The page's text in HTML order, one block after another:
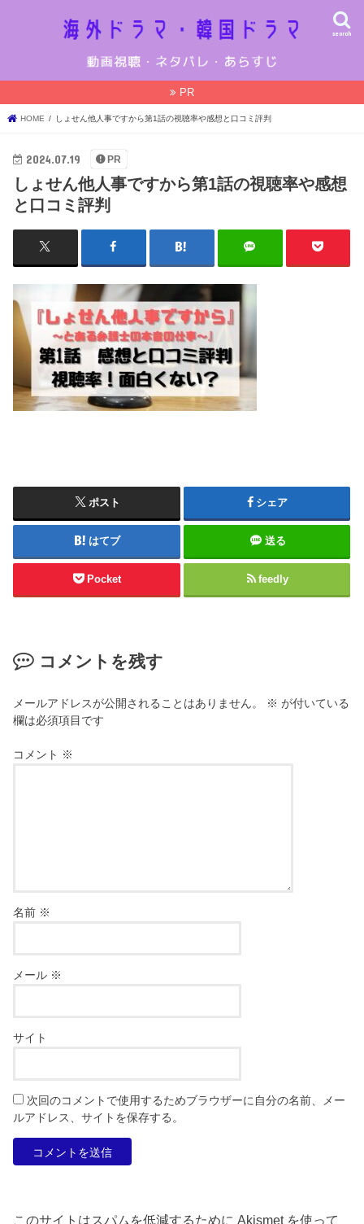
search
PR
HOME しょせん他人事ですから第1話の視聴率や感想と口コミ評判
2024.07.19 PR
しょせん他人事ですから第1話の視聴率や感想
と口コミ評判
ポスト シェア
はてブ 送る
Pocket feedly
コメントを残す
メールアドレスが公開されることはありません。 ※ が付いている
欄は必須項目です
コメント ※
名前 ※
メール ※
サイト
次回のコメントで使用するためブラウザーに自分の名前、メー
ルアドレス、サイトを保存する。
このサイトはスパムを低減するために Akismet を使って